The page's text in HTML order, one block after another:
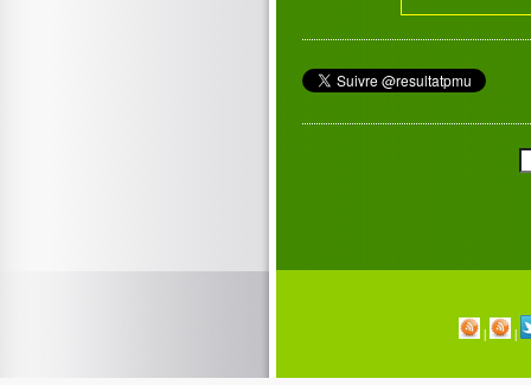
| |